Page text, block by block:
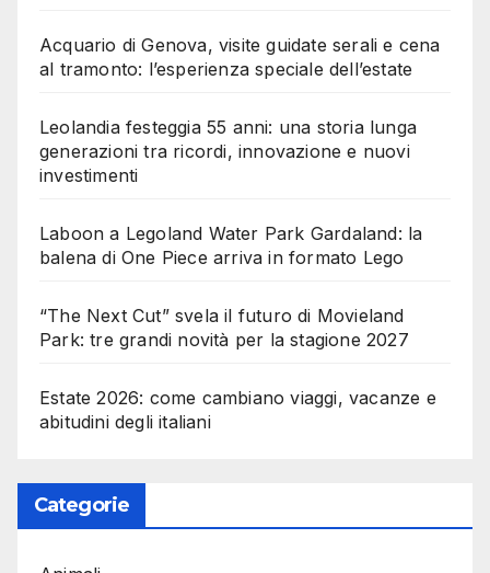
Acquario di Genova, visite guidate serali e cena
al tramonto: l’esperienza speciale dell’estate
Leolandia festeggia 55 anni: una storia lunga
generazioni tra ricordi, innovazione e nuovi
investimenti
Laboon a Legoland Water Park Gardaland: la
balena di One Piece arriva in formato Lego
“The Next Cut” svela il futuro di Movieland
Park: tre grandi novità per la stagione 2027
Estate 2026: come cambiano viaggi, vacanze e
abitudini degli italiani
Categorie